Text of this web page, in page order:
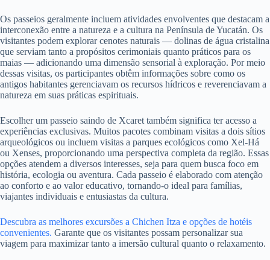
Os passeios geralmente incluem atividades envolventes que destacam a
interconexão entre a natureza e a cultura na Península de Yucatán. Os
visitantes podem explorar cenotes naturais — dolinas de água cristalina
que serviam tanto a propósitos cerimoniais quanto práticos para os
maias — adicionando uma dimensão sensorial à exploração. Por meio
dessas visitas, os participantes obtêm informações sobre como os
antigos habitantes gerenciavam os recursos hídricos e reverenciavam a
natureza em suas práticas espirituais.
Escolher um passeio saindo de Xcaret também significa ter acesso a
experiências exclusivas. Muitos pacotes combinam visitas a dois sítios
arqueológicos ou incluem visitas a parques ecológicos como Xel-Há
ou Xenses, proporcionando uma perspectiva completa da região. Essas
opções atendem a diversos interesses, seja para quem busca foco em
história, ecologia ou aventura. Cada passeio é elaborado com atenção
ao conforto e ao valor educativo, tornando-o ideal para famílias,
viajantes individuais e entusiastas da cultura.
Descubra as melhores excursões a Chichen Itza e opções de hotéis
convenientes. Garante que os visitantes possam personalizar sua
viagem para maximizar tanto a imersão cultural quanto o relaxamento.